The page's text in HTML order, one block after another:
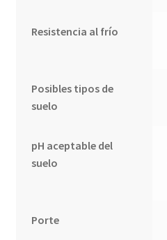
Resistencia al frío
Posibles tipos de
suelo
pH aceptable del
suelo
Porte